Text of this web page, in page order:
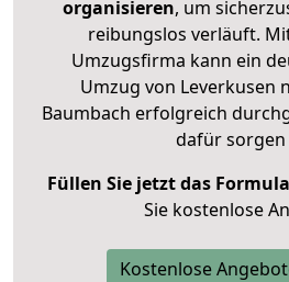
organisieren, um
reibungslos verläuft.
Umzugsfirma kann ein
Umzug von Leverkusen
Baumbach erfolgreich
dafür sorgen
Füllen Sie jetzt das
Sie kostenlose
Kostenlose